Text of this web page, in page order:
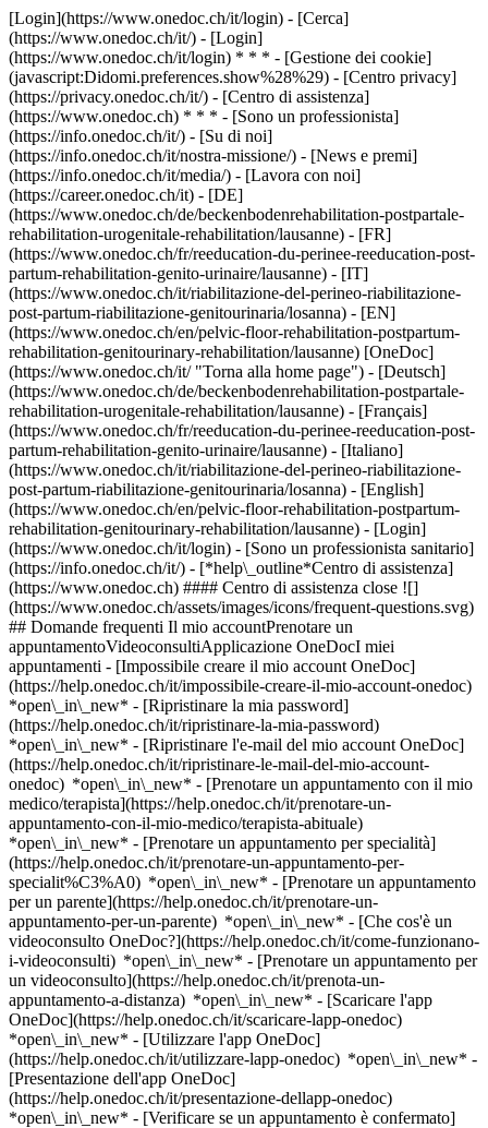
[Login](https://www.onedoc.ch/it/login) - [Cerca]
(https://www.onedoc.ch/it/) - [Login]
(https://www.onedoc.ch/it/login) * * * - [Gestione dei cookie]
(javascript:Didomi.preferences.show%28%29) - [Centro privacy]
(https://privacy.onedoc.ch/it/) - [Centro di assistenza]
(https://www.onedoc.ch) * * * - [Sono un professionista]
(https://info.onedoc.ch/it/) - [Su di noi]
(https://info.onedoc.ch/it/nostra-missione/) - [News e premi]
(https://info.onedoc.ch/it/media/) - [Lavora con noi]
(https://career.onedoc.ch/it) - [DE]
(https://www.onedoc.ch/de/beckenbodenrehabilitation-postpartale-
rehabilitation-urogenitale-rehabilitation/lausanne) - [FR]
(https://www.onedoc.ch/fr/reeducation-du-perinee-reeducation-post-
partum-rehabilitation-genito-urinaire/lausanne) - [IT]
(https://www.onedoc.ch/it/riabilitazione-del-perineo-riabilitazione-
post-partum-riabilitazione-genitourinaria/losanna) - [EN]
(https://www.onedoc.ch/en/pelvic-floor-rehabilitation-postpartum-
rehabilitation-genitourinary-rehabilitation/lausanne) [OneDoc]
(https://www.onedoc.ch/it/ "Torna alla home page") - [Deutsch]
(https://www.onedoc.ch/de/beckenbodenrehabilitation-postpartale-
rehabilitation-urogenitale-rehabilitation/lausanne) - [Français]
(https://www.onedoc.ch/fr/reeducation-du-perinee-reeducation-post-
partum-rehabilitation-genito-urinaire/lausanne) - [Italiano]
(https://www.onedoc.ch/it/riabilitazione-del-perineo-riabilitazione-
post-partum-riabilitazione-genitourinaria/losanna) - [English]
(https://www.onedoc.ch/en/pelvic-floor-rehabilitation-postpartum-
rehabilitation-genitourinary-rehabilitation/lausanne) - [Login]
(https://www.onedoc.ch/it/login) - [Sono un professionista sanitario]
(https://info.onedoc.ch/it/) - [*help\_outline*Centro di assistenza]
(https://www.onedoc.ch) #### Centro di assistenza close ![]
(https://www.onedoc.ch/assets/images/icons/frequent-questions.svg)
## Domande frequenti Il mio accountPrenotare un
appuntamentoVideoconsultiApplicazione OneDocI miei
appuntamenti - [Impossibile creare il mio account OneDoc]
(https://help.onedoc.ch/it/impossibile-creare-il-mio-account-onedoc)
*open\_in\_new* - [Ripristinare la mia password]
(https://help.onedoc.ch/it/ripristinare-la-mia-password)
*open\_in\_new* - [Ripristinare l'e-mail del mio account OneDoc]
(https://help.onedoc.ch/it/ripristinare-le-mail-del-mio-account-
onedoc) *open\_in\_new* - [Prenotare un appuntamento con il mio
medico/terapista](https://help.onedoc.ch/it/prenotare-un-
appuntamento-con-il-mio-medico/terapista-abituale)
*open\_in\_new* - [Prenotare un appuntamento per specialità]
(https://help.onedoc.ch/it/prenotare-un-appuntamento-per-
specialit%C3%A0) *open\_in\_new* - [Prenotare un appuntamento
per un parente](https://help.onedoc.ch/it/prenotare-un-
appuntamento-per-un-parente) *open\_in\_new* - [Che cos'è un
videoconsulto OneDoc?](https://help.onedoc.ch/it/come-funzionano-
i-videoconsulti) *open\_in\_new* - [Prenotare un appuntamento per
un videoconsulto](https://help.onedoc.ch/it/prenota-un-
appuntamento-a-distanza) *open\_in\_new* - [Scaricare l'app
OneDoc](https://help.onedoc.ch/it/scaricare-lapp-onedoc)
*open\_in\_new* - [Utilizzare l'app OneDoc]
(https://help.onedoc.ch/it/utilizzare-lapp-onedoc) *open\_in\_new* -
[Presentazione dell'app OneDoc]
(https://help.onedoc.ch/it/presentazione-dellapp-onedoc)
*open\_in\_new* - [Verificare se un appuntamento è confermato](https://help.onedoc.ch/it/verificare-se-un-appuntamento-%C3%A8-confermato) *open\_in\_new* - [Annullare un appuntamento prenotato online su OneDoc](https://help.onedoc.ch/it/annullare-un-appuntamento-prenotato-online-su-onedoc) *open\_in\_new* - [Non ho ricevuto la conferma dell'appuntamento](https://help.onedoc.ch/it/non-ho-ricevuto-la-conferma-dellappuntamento) *open\_in\_new* [Vedi tutti i nostri articoli *open\_in\_new*](https://help.onedoc.ch/it/) close ## Modifica la ricerca ![Casa con segno più che indica che la consultazione può essere effettuata in sede](https://www.onedoc.ch/assets/images/icons/on-site.svg) In loco ![Fotocamera con simbolo play che indica che la consultazione può essere effettuata a distanza in video](https://www.onedoc.ch/assets/images/icons/remote.svg) A distanza Cerca #### Specialità #### Professionisti #### Istituti edit Riabilitazione del perineo | Riabilitazione post-partum | riabilitazione genitourinaria a Losanna tune Filtra per Nuovo paziente*keyboard\_arrow\_down* - Accettato*check\_circle* Lingua parlata*keyboard\_arrow\_down* - Catalano*check\_circle* - Francese*check\_circle* - Greco*check\_circle* - Inglese*check\_circle* - Italiano*check\_circle* - Macedone*check\_circle* - Olandese*check\_circle* - Polacco*check\_circle* - Portoghese*check\_circle* - Rumeno*check\_circle* - Spagnolo*check\_circle* - Tedesco*check\_circle* Sesso*keyboard\_arrow\_down* - Donna*check\_circle* - Uomo*check\_circle* Rete*keyboard\_arrow\_down* - ASCA*check\_circle* - Medbase*check\_circle* Disponibilità*keyboard\_arrow\_down* - Disponibile oggi*check\_circle* - Entro i prossimi 3 giorni*check\_circle* - Entro i prossimi 7 giorni*check\_circle* - Entro i prossimi 14 giorni*check\_circle* # __Riabilitazione del perineo | Riabilitazione post-partum | riabilitazione genitourinaria__ a __Losanna__: prenota il tuo appuntamento online oggi ## 22 risultati a Losanna [![Sig.ra Béatrice Zenou, fisioterapista a Losanna](https://assets.onedoc.ch/images/users/8672f92acadebbf33dff802f59b8dc9de187a438252d6028a801e4cebf5a9bd8-small.jpg "Sig.ra Béatrice Zenou, fisioterapista a Losanna")](https://www.onedoc.ch/it/fisioterapista/losanna/pcjd1/beatrice-zenou) ### [Sig.ra Béatrice Zenou](https://www.onedoc.ch/it/fisioterapista/losanna/pcjd1/beatrice-zenou) ![Badge che indica un profilo verificato](https://www.onedoc.ch/assets/images/icons/checkmark.svg) [Fisioterapista](https://www.onedoc.ch/it/fisioterapista/losanna) Béatrice Zenou | Ostéopathie du Flon Code d'entrée 🗝️2756 🗝️ Rue Pichard 20 1003 Losanna ![Sig.ra Béatrice Zenou è affiliata alla rete ASCA](https://assets.onedoc.ch/images/networks/logos/496d325fd4282f2f0a46197dd629fd16fcd2d324839e441a2a65aaa74df08a15-small.png) ![Icona paziente con segno più che indica che il professionista accetta nuovi pazienti](https://www.onedoc.ch/assets/images/icons/new-patients.svg)Accetta nuovi pazienti [Prenota un appuntamento](https://www.onedoc.ch/it/fisioterapista/losanna/pcjd1/beatrice-zenou) Competenze: Riabilitazione del perineo | Riabilitazione post-partum | riabilitazione genitourinaria, [Incontinenza urinaria](https://www.onedoc.ch/it/incontinenza-urinaria/losanna), [Fisioterapia durante la gravidanza](https://www.onedoc.ch/it/fisioterapia-durante-la-gravidanza/losanna), [Fisioterapia per le malattie neurologiche](https://www.onedoc.ch/it/fisioterapia-per-le-malattie-neurologiche/losanna)Vedi di più *chevron\_left* lun 03 ago *chevron\_right* Vedi più appuntamenti *error\_outline* Si è verificato un errore durante il caricamento della disponibilità [Riprova](https://www.onedoc.ch) Competenze: Riabilitazione del perineo | Riabilitazione post-partum | riabilitazione genitourinaria, [Incontinenza urinaria](https://www.onedoc.ch/it/incontinenza-urinaria/losanna), [Fisioterapia durante la gravidanza](https://www.onedoc.ch/it/fisioterapia-durante-la-gravidanza/losanna), [Fisioterapia per le malattie neurologiche](https://www.onedoc.ch/it/fisioterapia-per-le-malattie-neurologiche/losanna)Vedi di più [![Sig.ra Sameera Mathlouthi, fisioterapista a Losanna](https://assets.onedoc.ch/images/users/ce9527e417da268a85c5bad89b2f4f592689f709e8b354774d9cd87f3b6e0243-small.jpg "Sig.ra Sameera Mathlouthi, fisioterapista a Losanna")](https://www.onedoc.ch/it/fisioterapista/losanna/pc207/sameera-mathlouthi) ### [Sig.ra Sameera Mathlouthi](https://www.onedoc.ch/it/fisioterapista/losanna/pc207/sameera-mathlouthi) ![Badge che indica un profilo verificato](https://www.onedoc.ch/assets/images/icons/checkmark.svg) [Fisioterapista](https://www.onedoc.ch/it/fisioterapista/losanna) Centre de santé Epione Avenue Villamont 19 1005 Losanna ![Icona paziente con segno più che indica che il professionista accetta nuovi pazienti](https://www.onedoc.ch/assets/images/icons/new-patients.svg)Accetta nuovi pazienti [Prenota un appuntamento](https://www.onedoc.ch/it/fisioterapista/losanna/pc207/sameera-mathlouthi) Competenze: Riabilitazione del perineo | Riabilitazione post-partum | riabilitazione genitourinaria, [Dry Needling](https://www.onedoc.ch/it/dry-needling/losanna), [Trattamento delle cicatrici](https://www.onedoc.ch/it/trattamento-delle-cicatrici/losanna), [Riabilitazione muscolo-scheletrica](https://www.onedoc.ch/it/riabilitazione-muscolo-scheletrica/losanna), [Allenamento dell'equilibrio](https://www.onedoc.ch/it/allenamento-dell-equilibrio/losanna), [Analisi posturale](https://www.onedoc.ch/it/analisi-posturale/losanna), [Terapia manuale](https://www.onedoc.ch/it/terapia-manuale/losanna), [Fisioterapia durante la gravidanza](https://www.onedoc.ch/it/fisioterapia-durante-la-gravidanza/losanna), [Recupero sportivo fisioterapico](https://www.onedoc.ch/it/recupero-sportivo-fisioterapico/losanna), [Strappi muscolari e dei legamenti](https://www.onedoc.ch/it/strappi-muscolari-e-dei-legamenti/losanna), [Trattamento della lombalgia acuta (colpo della strega)](https://www.onedoc.ch/it/trattamento-della-lombalgia-acuta-colpo-della-strega/losanna), [Scoliosi](https://www.onedoc.ch/it/scoliosi/losanna), [Cervicalgia](https://www.onedoc.ch/it/cervicalgia/losanna)Vedi di più *chevron\_left* lun 03 ago *chevron\_right* Vedi più appuntamenti *error\_outline* Si è verificato un errore durante il caricamento della disponibilità [Riprova](https://www.onedoc.ch) Competenze: Riabilitazione del perineo | Riabilitazione post-partum | riabilitazione genitourinaria, [Dry Needling](https://www.onedoc.ch/it/dry-needling/losanna), [Trattamento delle cicatrici](https://www.onedoc.ch/it/trattamento-delle-cicatrici/losanna), [Riabilitazione muscolo-scheletrica](https://www.onedoc.ch/it/riabilitazione-muscolo-scheletrica/losanna), [Allenamento dell'equilibrio](https://www.onedoc.ch/it/allenamento-dell-equilibrio/losanna), [Analisi posturale](https://www.onedoc.ch/it/analisi-posturale/losanna), [Terapia manuale](https://www.onedoc.ch/it/terapia-manuale/losanna), [Fisioterapia durante la gravidanza](https://www.onedoc.ch/it/fisioterapia-durante-la-gravidanza/losanna), [Recupero sportivo fisioterapico](https://www.onedoc.ch/it/recupero-sportivo-fisioterapico/losanna), [Strappi muscolari e dei legamenti](https://www.onedoc.ch/it/strappi-muscolari-e-dei-legamenti/losanna), [Trattamento della lombalgia acuta (colpo della strega)](https://www.onedoc.ch/it/trattamento-della-lombalgia-acuta-colpo-della-strega/losanna), [Scoliosi](https://www.onedoc.ch/it/scoliosi/losanna), [Cervicalgia](https://www.onedoc.ch/it/cervicalgia/losanna)Vedi di più [![Sig.ra Coral Yosefzon, fisioterapista a Losanna](https://assets.onedoc.ch/images/users/52ce78cb7f345a60e489c5c6f9b19c0e2809eb11593dd7ce8e86e300e91052ed-small.png "Sig.ra Coral Yosefzon, fisioterapista a Losanna")](https://www.onedoc.ch/it/fisioterapista/losanna/pc2l3/coral-yosefzon) ### [Sig.ra Coral Yosefzon](https://www.onedoc.ch/it/fisioterapista/losanna/pc2l3/coral-yosefzon) ![Badge che indica un profilo verificato](https://www.onedoc.ch/assets/images/icons/checkmark.svg) [Fisioterapista](https://www.onedoc.ch/it/fisioterapista/losanna) [DynaMed Lausanne](https://www.onedoc.ch/it/studio-fisioterapico/losanna/ebb4d/dynamed-lausanne) Chemin de Villardin 14 1004 Losanna ![Icona paziente con segno più che indica che il professionista accetta nuovi pazienti](https://www.onedoc.ch/assets/images/icons/new-patients.svg)Accetta nuovi pazienti [Prenota un appuntamento](https://www.onedoc.ch/it/fisioterapista/losanna/pc2l3/coral-yosefzon) Competenze: Riabilitazione del perineo | Riabilitazione post-partum | riabilitazione genitourinaria, [Artrosi](https://www.onedoc.ch/it/artrosi/losanna), [Allenamento dell'equilibrio](https://www.onedoc.ch/it/allenamento-dell-equilibrio/losanna), [Fisioterapia durante la gravidanza](https://www.onedoc.ch/it/fisioterapia-durante-la-gravidanza/losanna), [Terapia manuale](https://www.onedoc.ch/it/terapia-manuale/losanna), [Recupero sportivo fisioterapico](https://www.onedoc.ch/it/recupero-sportivo-fisioterapico/losanna), [Fisioterapia a domicilio](https://www.onedoc.ch/it/fisioterapia-a-domicilio/losanna)Vedi di più *chevron\_left* lun 03 ago *chevron\_right* Vedi più appuntamenti *error\_outline* Si è verificato un errore durante il caricamento della disponibilità [Riprova](https://www.onedoc.ch) Competenze: Riabilitazione del perineo | Riabilitazione post-partum | riabilitazione genitourinaria, [Artrosi](https://www.onedoc.ch/it/artrosi/losanna), [Allenamento dell'equilibrio](https://www.onedoc.ch/it/allenamento-dell-equilibrio/losanna), [Fisioterapia durante la gravidanza](https://www.onedoc.ch/it/fisioterapia-durante-la-gravidanza/losanna), [Terapia manuale](https://www.onedoc.ch/it/terapia-manuale/losanna), [Recupero sportivo fisioterapico](https://www.onedoc.ch/it/recupero-sportivo-fisioterapico/losanna), [Fisioterapia a domicilio](https://www.onedoc.ch/it/fisioterapia-a-domicilio/losanna)Vedi di più [![Sig.ra